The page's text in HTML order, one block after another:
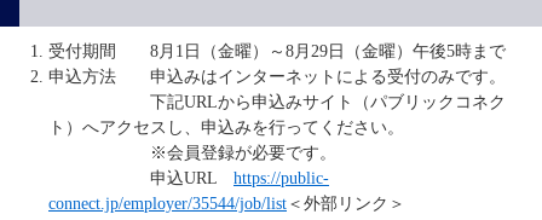
受付期間 8月1日（金曜）～8月29日（金曜）午後5時まで
申込方法 申込みはインターネットによる受付のみです。
下記URLから申込みサイト（パブリックコネク
ト）へアクセスし、申込みを行ってください。
※会員登録が必要です。
申込URL https://public-
connect.jp/employer/35544/job/list ＜外部リンク＞